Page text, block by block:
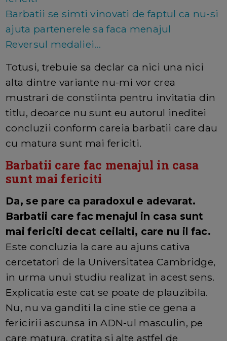
Barbatii se simti vinovati de faptul ca nu-si
ajuta partenerele sa faca menajul
Reversul medaliei...
Totusi, trebuie sa declar ca nici una nici
alta dintre variante nu-mi vor crea
mustrari de constiinta pentru invitatia din
titlu, deoarce nu sunt eu autorul ineditei
concluzii conform careia barbatii care dau
cu matura sunt mai fericiti.
Barbatii care fac menajul in casa
sunt mai fericiti
Da, se pare ca paradoxul e adevarat.
Barbatii care fac menajul in casa sunt
mai fericiti decat ceilalti, care nu il fac.
Este concluzia la care au ajuns cativa
cercetatori de la Universitatea Cambridge,
in urma unui studiu realizat in acest sens.
Explicatia este cat se poate de plauzibila.
Nu, nu va ganditi la cine stie ce gena a
fericirii ascunsa in ADN-ul masculin, pe
care matura, cratita si alte astfel de